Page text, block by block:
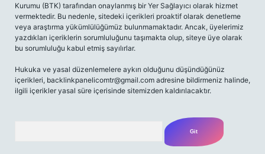
Kurumu (BTK) tarafından onaylanmış bir Yer Sağlayıcı olarak hizmet
vermektedir. Bu nedenle, sitedeki içerikleri proaktif olarak denetleme
veya araştırma yükümlülüğümüz bulunmamaktadır. Ancak, üyelerimiz
yazdıkları içeriklerin sorumluluğunu taşımakta olup, siteye üye olarak
bu sorumluluğu kabul etmiş sayılırlar.
Hukuka ve yasal düzenlemelere aykırı olduğunu düşündüğünüz
içerikleri, backlinkpanelicomtr@gmail.com adresine bildirmeniz halinde,
ilgili içerikler yasal süre içerisinde sitemizden kaldırılacaktır.